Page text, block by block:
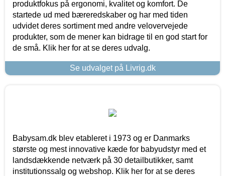
produktfokus på ergonomi, kvalitet og komfort. De
startede ud med bæreredskaber og har med tiden
udvidet deres sortiment med andre velovervejede
produkter, som de mener kan bidrage til en god start for
de små. Klik her for at se deres udvalg.
Se udvalget på Livrig.dk
Babysam.dk blev etableret i 1973 og er Danmarks
største og mest innovative kæde for babyudstyr med et
landsdækkende netværk på 30 detailbutikker, samt
institutionssalg og webshop. Klik her for at se deres